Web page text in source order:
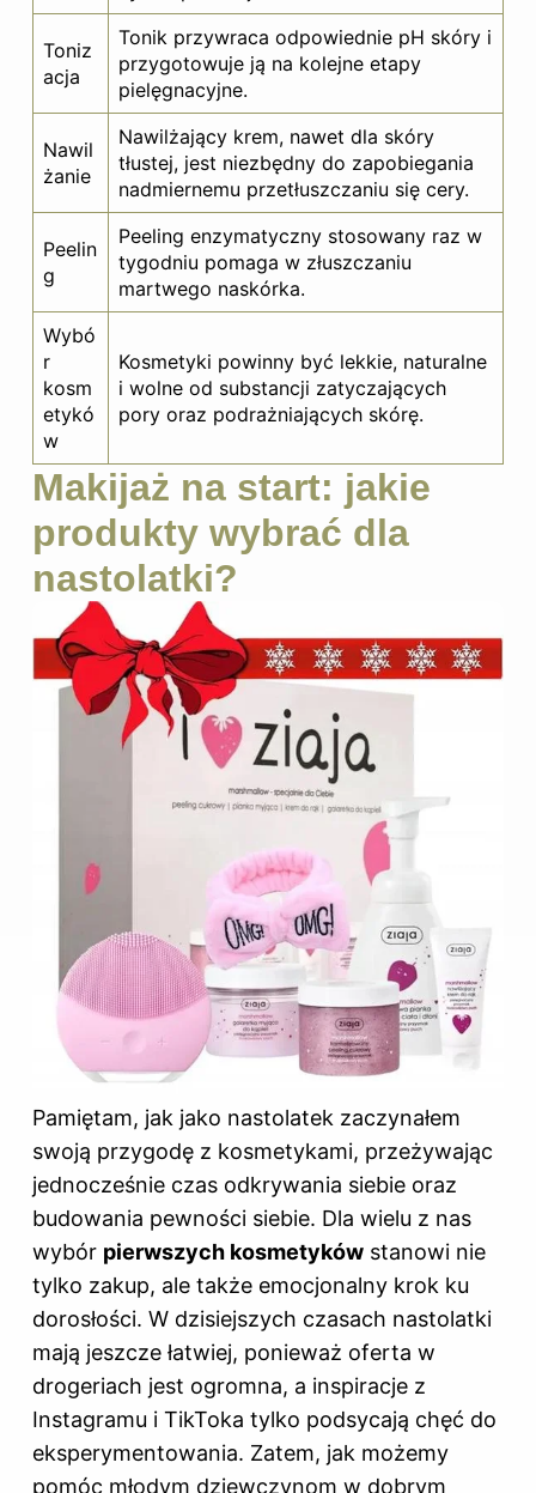
Toniz
acja
Tonik przywraca odpowiednie pH skóry i
przygotowuje ją na kolejne etapy
pielęgnacyjne.
Nawil
żanie
Nawilżający krem, nawet dla skóry
tłustej, jest niezbędny do zapobiegania
nadmiernemu przetłuszczaniu się cery.
Peelin
g
Peeling enzymatyczny stosowany raz w
tygodniu pomaga w złuszczaniu
martwego naskórka.
Wybó
r
kosm
etykó
w
Kosmetyki powinny być lekkie, naturalne
i wolne od substancji zatyczających
pory oraz podrażniających skórę.
Makijaż na start: jakie
produkty wybrać dla
nastolatki?
Pamiętam, jak jako nastolatek zaczynałem
swoją przygodę z kosmetykami, przeżywając
jednocześnie czas odkrywania siebie oraz
budowania pewności siebie. Dla wielu z nas
wybór pierwszych kosmetyków stanowi nie
tylko zakup, ale także emocjonalny krok ku
dorosłości. W dzisiejszych czasach nastolatki
mają jeszcze łatwiej, ponieważ oferta w
drogeriach jest ogromna, a inspiracje z
Instagramu i TikToka tylko podsycają chęć do
eksperymentowania. Zatem, jak możemy
pomóc młodym dziewczynom w dobrym